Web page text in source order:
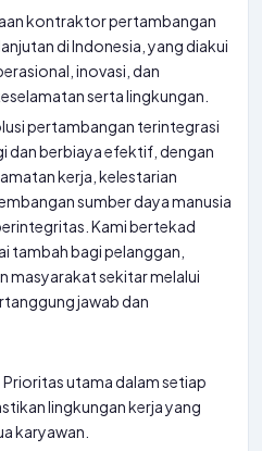
kontraktor pertambangan
di Indonesia, yang diakui
inovasi, dan
serta lingkungan.
pertambangan terintegrasi
dan berbiaya efektif, dengan
kerja, kelestarian
sumber daya manusia
Kami bertekad
tambah bagi pelanggan,
masyarakat sekitar melalui
jawab dan
Prioritas utama dalam setiap
lingkungan kerja yang
karyawan.